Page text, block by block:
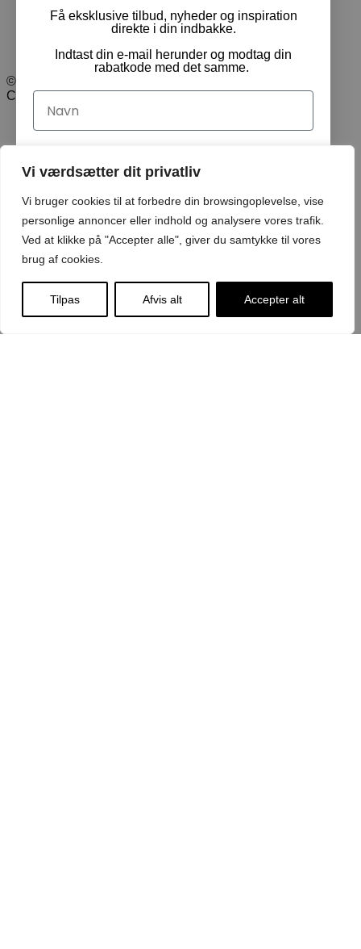
Vi værdsætter dit privatliv
Vi bruger cookies til at forbedre din browsingoplevelse, vise
personlige annoncer eller indhold og analysere vores trafik.
Ved at klikke på "Accepter alle", giver du samtykke til vores
brug af cookies.
Tilpas Afvis alt Accepter alt
Returnering & ombytning
Cookie- og privatpolitik
© Pam Rideudstyr ApS 2024 | Alle rettigheder forbeholdt.
CVR: 35413499
Få eksklusive tilbud, nyheder og inspiration
direkte i din indbakke.
Indtast din e-mail herunder og modtag din
rabatkode med det samme.
Navn
Ja tak, tilmeld mig!
Ved tilmelding acceptere du at modtage emails med